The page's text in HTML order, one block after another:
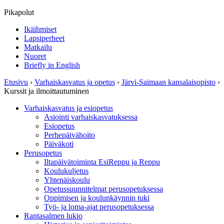
Pikapolut
Ikäihmiset
Lapsiperheet
Matkailu
Nuoret
Briefly in English
Etusivu › Varhaiskasvatus ja opetus › Järvi-Saimaan kansalaisopisto ›
Kurssit ja ilmoittautuminen
Varhaiskasvatus ja esiopetus
Asiointi varhaiskasvatuksessa
Esiopetus
Perhepäivähoito
Päiväkoti
Perusopetus
Iltapäivätoiminta EsiReppu ja Reppu
Koulukuljetus
Yhtenäiskoulu
Opetussuunnitelmat perusopetuksessa
Oppimisen ja koulunkäynnin tuki
Työ- ja loma-ajat perusopetuksessa
Rantasalmen lukio